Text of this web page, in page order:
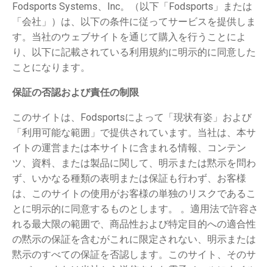
Fodsports Systems、Inc。（以下「Fodsports」または
「会社」）は、以下の条件に従ってサービスを提供しま
す。当社のウェブサイトを通じて購入を行うことによ
り、以下に記載されている利用規約に明示的に同意した
ことになります。
保証の否認および責任の制限
このサイトは、Fodsportsによって「現状有姿」および
「利用可能な範囲」で提供されています。当社は、本サ
イトの運営または本サイトに含まれる情報、コンテン
ツ、資料、または製品に関して、明示または黙示を問わ
ず、いかなる種類の表明または保証も行わず、お客様
は、このサイトの使用がお客様の単独のリスクであるこ
とに明示的に同意するものとします。 。適用法で許容さ
れる最大限の範囲で、商品性および特定目的への適合性
の黙示の保証を含むがこれに限定されない、明示または
黙示のすべての保証を否認します。このサイト、そのサ